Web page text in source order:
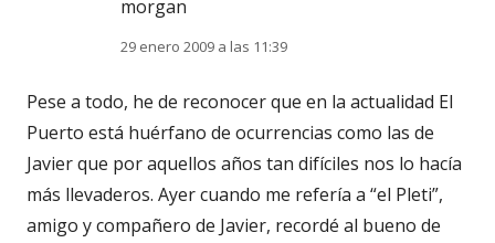
morgan
29 enero 2009 a las 11:39
Pese a todo, he de reconocer que en la actualidad El
Puerto está huérfano de ocurrencias como las de
Javier que por aquellos años tan difíciles nos lo hacía
más llevaderos. Ayer cuando me refería a “el Pleti”,
amigo y compañero de Javier, recordé al bueno de